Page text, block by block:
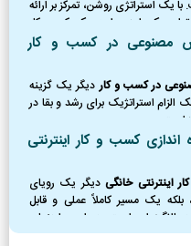
یک استراتژی روشن، تمرکز بر ارائه
یک ایده را به یک کسب‌وکار
کرد.مصنوعی در کسب و کار
در کسب و کاردیگر یک گزینه
الزام استراتژیک برای رشد و بقا در
است.
اندازی کسب و کار اینترنتی
اینترنتی خانگیدیگر یک رویای
یک مسیر کاملاً عملی و قابل
باانگیزه‌ای است. در این راهنمای
نقطه صفر را ترسیم کردیم؛